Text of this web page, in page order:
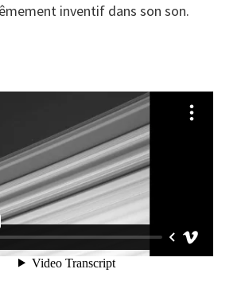
inven­tif dans son son.